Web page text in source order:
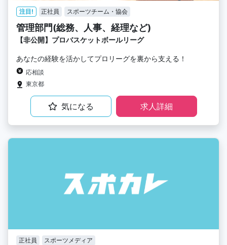
注目! 正社員 スポーツチーム・協会
管理部門(総務、人事、経理など)
【非公開】プロバスケットボールリーグ
あなたの経験を活かしてプロリーグを裏から支える！
応相談
東京都
気になる 求人詳細
正社員 スポーツメディア